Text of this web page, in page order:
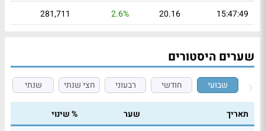
15:47:49
20.16
2.6%
281,711
שערים היסטורים
שבועי חודשי רבעוני חצי שנתי שנתי
תאריך שער
% שינוי